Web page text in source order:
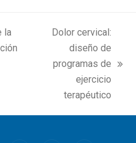
la
next
Dolor cervical:
diseño de
programas de
ejercicio
terapéutico